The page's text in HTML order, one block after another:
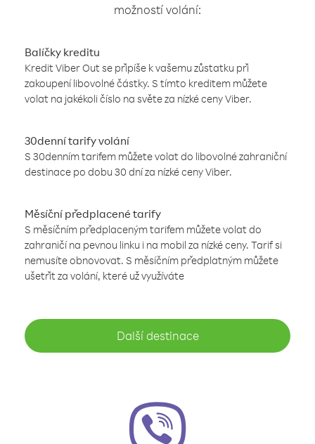
možností volání:
Balíčky kreditu
Kredit Viber Out se připíše k vašemu zůstatku při
zakoupení libovolné částky. S tímto kreditem můžete
volat na jakékoli číslo na světe za nízké ceny Viber.
30denní tarify volání
S 30denním tarifem můžete volat do libovolné zahraniční
destinace po dobu 30 dní za nízké ceny Viber.
Měsíční předplacené tarify
S měsíčním předplaceným tarifem můžete volat do
zahraničí na pevnou linku i na mobil za nízké ceny. Tarif si
nemusíte obnovovat. S měsíčním předplatným můžete
ušetřit za volání, které už využíváte
Další destinace